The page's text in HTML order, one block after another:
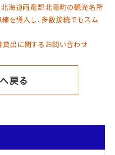
北海道雨竜郡北竜町の観光名所
を導入し、多数接続でもスム
貸出に関するお問い合わせ
戻る